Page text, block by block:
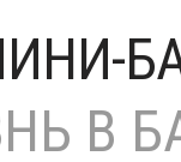
В